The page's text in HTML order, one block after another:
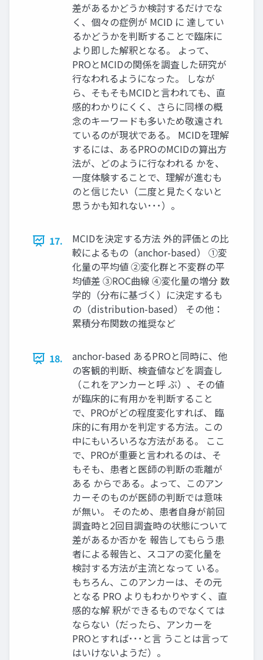
差があるかどうか検討するだけでな
く、個々の症例が MCID に 達してい
るかどうかを判断することで臨床に
より即した解釈となる。 よって、
PROとMCIDの関係を調査した研究が
行なわれるようになった。 しなが
ら、そもそもMCIDと言われても、直
感的わかりにくく、さらに同様の概
念のキーワードも多いため敬遠され
ているのが現状である。 MCIDを理解
するには、あるPROのMCIDの算出方
法が、どのように行なわれる かを、
一度体験することで、理解が進むも
のと信じたい（二度と見たくないと
思うかも知れない･･･）。
17.
MCIDを決定する方法 外的評価との比
較によるもの（anchor-based） ①変
化量の平均値 ②変化群と不変群の平
均値差 ③ROC曲線 ④変化量の増分 数
学的（分布に基づく）に決定するも
の（distribution-based） その他：
累積分布関数の推奨など
18.
anchor-based あるPROと同時に、他
の客観的判断、検査値などを調査し
（これをアンカーと呼 ぶ）、その値
が臨床的に有用かを判断すること
で、PROがどの程度変化すれば、 臨
床的に有用かを判定する方法。この
中にもいろいろな方法がある。 ここ
で、PROが重要と言われるのは、そ
もそも、患者と医師の判断の乖離が
ある からである。よって、このアン
カーそのものが医師の判断では意味
が無い。 そのため、患者自身が前回
調査時と2回目調査時の状態について
差があるか否かを 報告してもらう患
者による報告と、スコアの変化量を
検討する方法が主流となって いる。
もちろん、このアンカーは、その元
となる PRO よりもわかりやすく、直
感的な解 釈ができるものでなくては
ならない（だったら、アンカーを
PROとすれば･･･と言 うことは言って
はいけないようだ）。